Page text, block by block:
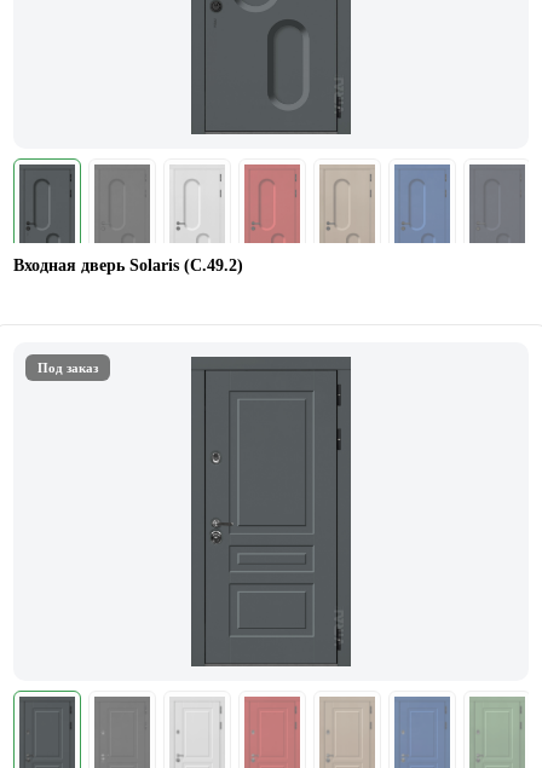
Входная дверь Solaris (С.49.2)
Под заказ